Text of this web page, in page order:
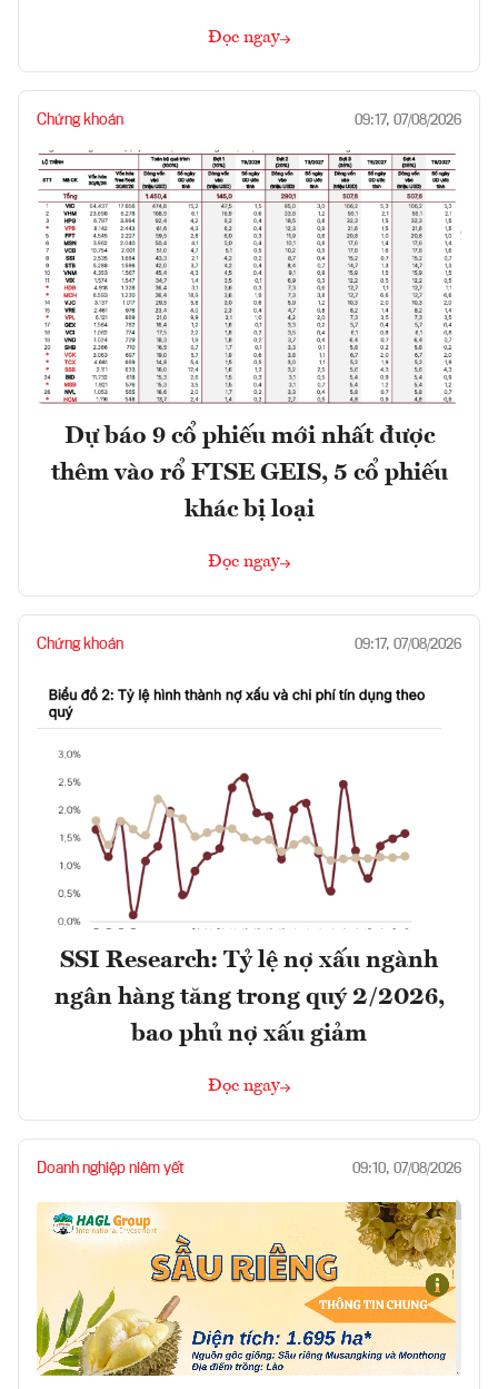
Đọc ngay
Chứng khoán 09:17, 07/08/2026
Dự báo 9 cổ phiếu mới nhất được
thêm vào rổ FTSE GEIS, 5 cổ phiếu
khác bị loại
Đọc ngay
Chứng khoán 09:17, 07/08/2026
SSI Research: Tỷ lệ nợ xấu ngành
ngân hàng tăng trong quý 2/2026,
bao phủ nợ xấu giảm
Đọc ngay
Doanh nghiệp niêm yết 09:10, 07/08/2026